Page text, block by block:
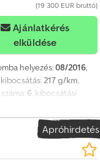
(19 300 EUR bruttó)
Ajánlatkérés
elküldése
helyezés:08/2016,
kibocsátás:217 g/km,
6, kibocsátási
(ESP), emelkedőn való
szervizelési előélet, =
- Elektronikus
- Magasságban
Apróhirdetés